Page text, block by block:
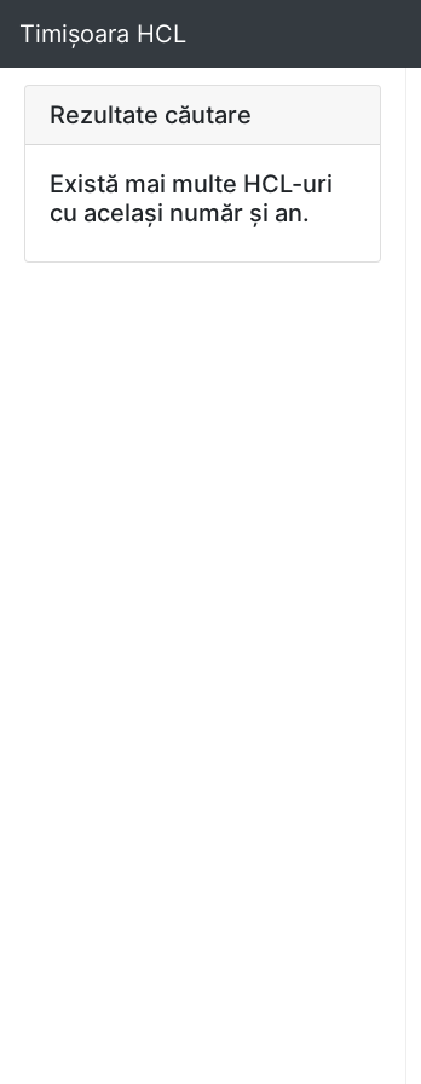
Timișoara HCL
Rezultate căutare
Există mai multe HCL-uri
cu același număr și an.